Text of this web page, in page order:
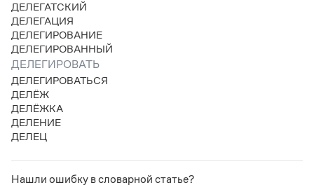
ДЕЛЕГАТСКИЙ
ДЕЛЕГАЦИЯ
ДЕЛЕГИРОВАНИЕ
ДЕЛЕГИРОВАННЫЙ
ДЕЛЕГИРОВАТЬ
ДЕЛЕГИРОВАТЬСЯ
ДЕЛЁЖ
ДЕЛЁЖКА
ДЕЛЕНИЕ
ДЕЛЕЦ
Нашли ошибку в словарной статье?